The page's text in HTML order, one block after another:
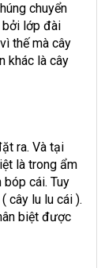
chuyển
bởi lớp đài
thế mà cây
khác là cây
ra. Và tại
là trong ẩm
cái. Tuy
cây lu lu cái ).
biệt được